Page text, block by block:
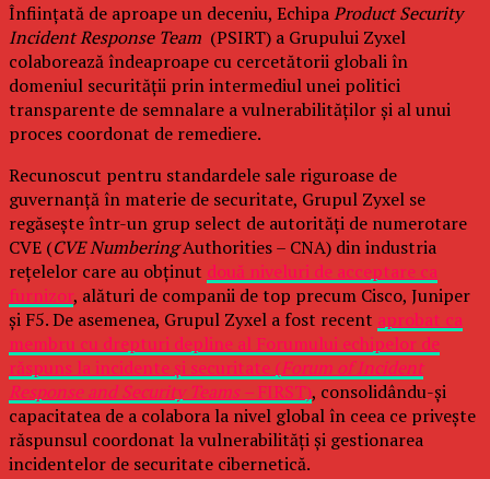
Înființată de aproape un deceniu, EchipaProduct Security
Incident Response Team (PSIRT) a Grupului Zyxel
colaborează îndeaproape cu cercetătorii globali în
domeniul securității prin intermediul unei politici
transparente de semnalare a vulnerabilităților și al unui
proces coordonat de remediere.
Recunoscut pentru standardele sale riguroase de
guvernanță în materie de securitate, Grupul Zyxel se
regăsește într-un grup select de autorități de numerotare
CVE (CVE NumberingAuthorities – CNA) din industria
rețelelor care au obținut două niveluri de acceptare ca
furnizor, alături de companii de top precum Cisco, Juniper
și F5. De asemenea, Grupul Zyxel a fost recent aprobat ca
membru cu drepturi depline al Forumului echipelor de
răspuns la incidente și securitate (Forum of Incident
Response and Security Teams –FIRST), consolidându-și
capacitatea de a colabora la nivel global în ceea ce privește
răspunsul coordonat la vulnerabilități și gestionarea
incidentelor de securitate cibernetică.